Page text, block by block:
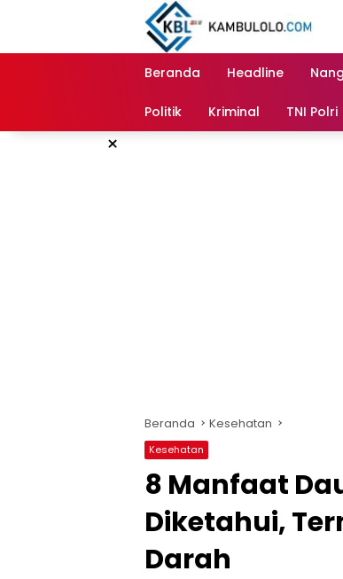
Beranda Headline
Politik Kriminal TNI Polri
×
Beranda Kesehatan
Kesehatan
8 Manfaat
Diketahui,
Darah